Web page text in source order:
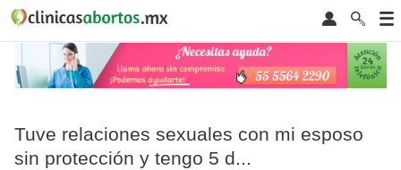
Tuve relaciones sexuales con mi esposo
sin protección y tengo 5 d...